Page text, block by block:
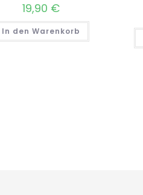
19,90 €
In den Warenkorb